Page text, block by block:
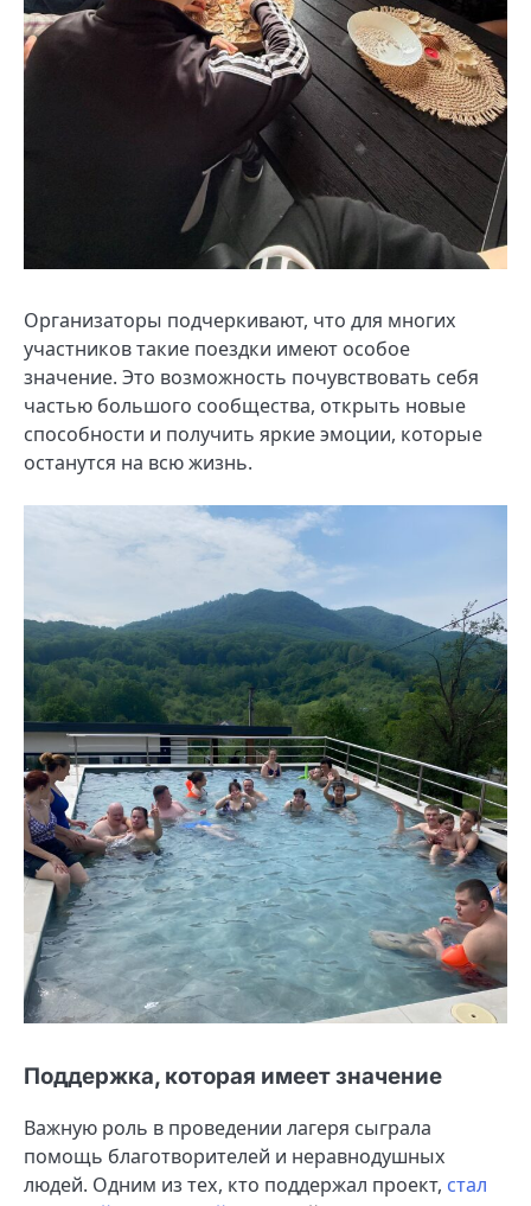
Организаторы подчеркивают, что для многих
участников такие поездки имеют особое
значение. Это возможность почувствовать себя
частью большого сообщества, открыть новые
способности и получить яркие эмоции, которые
останутся на всю жизнь.
Поддержка, которая имеет значение
Важную роль в проведении лагеря сыграла
помощь благотворителей и неравнодушных
людей. Одним из тех, кто поддержал проект, стал